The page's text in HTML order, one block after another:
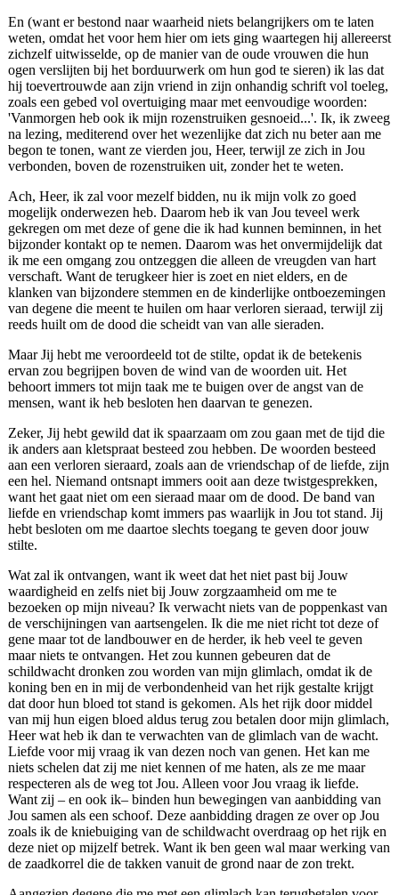
En (want er bestond naar waarheid niets belangrijkers om te laten
weten, omdat het voor hem hier om iets ging waartegen hij allereerst
zichzelf uitwisselde, op de manier van de oude vrouwen die hun
ogen verslijten bij het borduurwerk om hun god te sieren) ik las dat
hij toevertrouwde aan zijn vriend in zijn onhandig schrift vol toeleg,
zoals een gebed vol overtuiging maar met eenvoudige woorden:
'Vanmorgen heb ook ik mijn rozenstruiken gesnoeid...'. Ik, ik zweeg
na lezing, mediterend over het wezenlijke dat zich nu beter aan me
begon te tonen, want ze vierden jou, Heer, terwijl ze zich in Jou
verbonden, boven de rozenstruiken uit, zonder het te weten.
Ach, Heer, ik zal voor mezelf bidden, nu ik mijn volk zo goed
mogelijk onderwezen heb. Daarom heb ik van Jou teveel werk
gekregen om met deze of gene die ik had kunnen beminnen, in het
bijzonder kontakt op te nemen. Daarom was het onvermijdelijk dat
ik me een omgang zou ontzeggen die alleen de vreugden van hart
verschaft. Want de terugkeer hier is zoet en niet elders, en de
klanken van bijzondere stemmen en de kinderlijke ontboezemingen
van degene die meent te huilen om haar verloren sieraad, terwijl zij
reeds huilt om de dood die scheidt van van alle sieraden.
Maar Jij hebt me veroordeeld tot de stilte, opdat ik de betekenis
ervan zou begrijpen boven de wind van de woorden uit. Het
behoort immers tot mijn taak me te buigen over de angst van de
mensen, want ik heb besloten hen daarvan te genezen.
Zeker, Jij hebt gewild dat ik spaarzaam om zou gaan met de tijd die
ik anders aan kletspraat besteed zou hebben. De woorden besteed
aan een verloren sieraard, zoals aan de vriendschap of de liefde, zijn
een hel. Niemand ontsnapt immers ooit aan deze twistgesprekken,
want het gaat niet om een sieraad maar om de dood. De band van
liefde en vriendschap komt immers pas waarlijk in Jou tot stand. Jij
hebt besloten om me daartoe slechts toegang te geven door jouw
stilte.
Wat zal ik ontvangen, want ik weet dat het niet past bij Jouw
waardigheid en zelfs niet bij Jouw zorgzaamheid om me te
bezoeken op mijn niveau? Ik verwacht niets van de poppenkast van
de verschijningen van aartsengelen. Ik die me niet richt tot deze of
gene maar tot de landbouwer en de herder, ik heb veel te geven
maar niets te ontvangen. Het zou kunnen gebeuren dat de
schildwacht dronken zou worden van mijn glimlach, omdat ik de
koning ben en in mij de verbondenheid van het rijk gestalte krijgt
dat door hun bloed tot stand is gekomen. Als het rijk door middel
van mij hun eigen bloed aldus terug zou betalen door mijn glimlach,
Heer wat heb ik dan te verwachten van de glimlach van de wacht.
Liefde voor mij vraag ik van dezen noch van genen. Het kan me
niets schelen dat zij me niet kennen of me haten, als ze me maar
respecteren als de weg tot Jou. Alleen voor Jou vraag ik liefde.
Want zij – en ook ik– binden hun bewegingen van aanbidding van
Jou samen als een schoof. Deze aanbidding dragen ze over op Jou
zoals ik de kniebuiging van de schildwacht overdraag op het rijk en
deze niet op mijzelf betrek. Want ik ben geen wal maar werking van
de zaadkorrel die de takken vanuit de grond naar de zon trekt.